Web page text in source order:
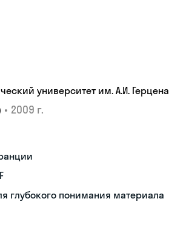
университет им. А.И. Герцена
• 2009 г.
глубокого понимания материала